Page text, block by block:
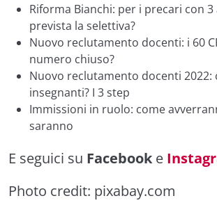
Riforma Bianchi: per i precari con
prevista la selettiva?
Nuovo reclutamento docenti: i 60
numero chiuso?
Nuovo reclutamento docenti 2022:
insegnanti? I 3 step
Immissioni in ruolo: come
saranno
E seguici su Facebook e
Photo credit: pixabay.com